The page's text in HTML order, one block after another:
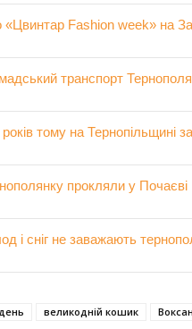
«Цвинтар Fashion week» на
транспорт
років тому на Тернопільщині
прокляли у Почаєві
і сніг не заважають
великодній кошик